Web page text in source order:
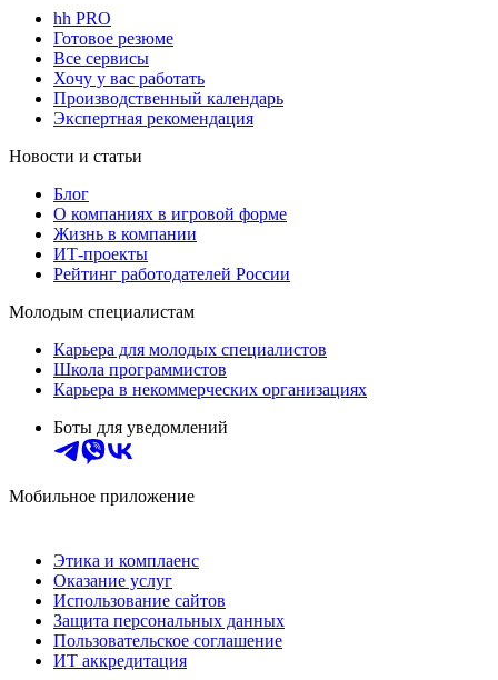
hh PRO
Готовое резюме
Все сервисы
Хочу у вас работать
Производственный календарь
Экспертная рекомендация
Новости и статьи
Блог
О компаниях в игровой форме
Жизнь в компании
ИТ-проекты
Рейтинг работодателей России
Молодым специалистам
Карьера для молодых специалистов
Школа программистов
Карьера в некоммерческих организациях
Боты для уведомлений
Мобильное приложение
Этика и комплаенс
Оказание услуг
Использование сайтов
Защита персональных данных
Пользовательское соглашение
ИТ аккредитация